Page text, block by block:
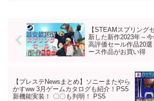
【STEAMスプリング
新した新作2023年～
高評価セール作品20
ース作品がお買い得
【プレステNewsまとめ】ソニーまたやら
かすww 3月ゲームカタログも紹介！PS5
新機能実装！ 〇〇も判明！ PS5